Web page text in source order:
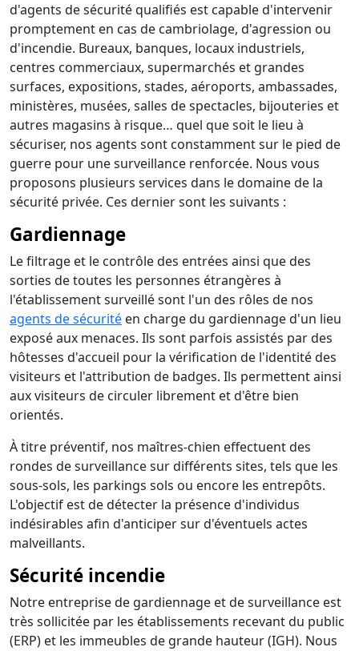
d'agents de sécurité qualifiés est capable d'intervenir
promptement en cas de cambriolage, d'agression ou
d'incendie. Bureaux, banques, locaux industriels,
centres commerciaux, supermarchés et grandes
surfaces, expositions, stades, aéroports, ambassades,
ministères, musées, salles de spectacles, bijouteries et
autres magasins à risque… quel que soit le lieu à
sécuriser, nos agents sont constamment sur le pied de
guerre pour une surveillance renforcée. Nous vous
proposons plusieurs services dans le domaine de la
sécurité privée. Ces dernier sont les suivants :
Gardiennage
Le filtrage et le contrôle des entrées ainsi que des
sorties de toutes les personnes étrangères à
l'établissement surveillé sont l'un des rôles de nos
agents de sécurité en charge du gardiennage d'un lieu
exposé aux menaces. Ils sont parfois assistés par des
hôtesses d'accueil pour la vérification de l'identité des
visiteurs et l'attribution de badges. Ils permettent ainsi
aux visiteurs de circuler librement et d'être bien
orientés.
À titre préventif, nos maîtres-chien effectuent des
rondes de surveillance sur différents sites, tels que les
sous-sols, les parkings sols ou encore les entrepôts.
L'objectif est de détecter la présence d'individus
indésirables afin d'anticiper sur d'éventuels actes
malveillants.
Sécurité incendie
Notre entreprise de gardiennage et de surveillance est
très sollicitée par les établissements recevant du public
(ERP) et les immeubles de grande hauteur (IGH). Nous